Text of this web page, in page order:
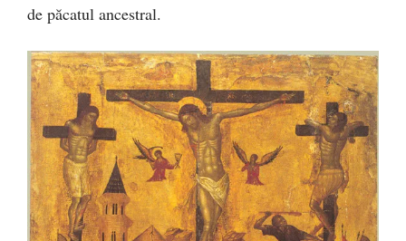
de păcatul ancestral.